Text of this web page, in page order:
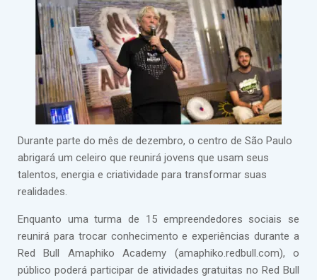
Durante parte do mês de dezembro, o centro de São Paulo
abrigará um celeiro que reunirá jovens que usam seus
talentos, energia e criatividade para transformar suas
realidades.
Enquanto uma turma de 15 empreendedores sociais se
reunirá para trocar conhecimento e experiências durante a
Red Bull Amaphiko Academy (amaphiko.redbull.com), o
público poderá participar de atividades gratuitas no Red Bull